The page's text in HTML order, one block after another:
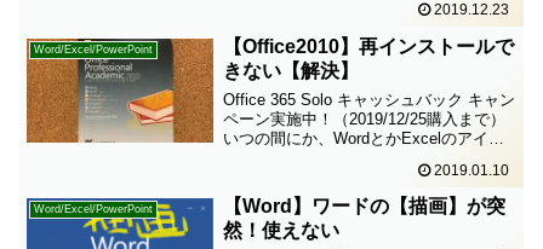
13 日に終了するという。ギリギリまで使
うつもりでいた。だってちょっと...
2019.12.23
Word/Excel/PowerPoint
【Office2010】再インストールで
きない【解決】
Office 365 Solo キャッシュバック キャン
ペーン実施中！（2019/12/25購入まで）
いつの間にか、WordとかExcelのアイコ
法も全く分からないまま、数ヶ月が過ぎ
た。WordもExce...
2019.01.10
Word/Excel/PowerPoint
【Word】ワードの【描画】が突
然！使えない